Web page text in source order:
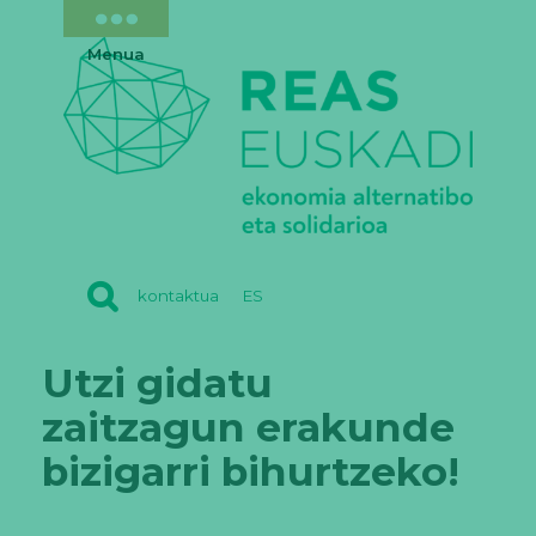
kontaktua ES
Menua
Utzi gidatu
zaitzagun erakunde
bizigarri bihurtzeko!